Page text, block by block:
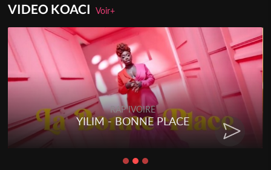
VIDEO KOACIVoir+
RAP IVOIRE
RENARD BARAKISSA - DOS DE
CHAT